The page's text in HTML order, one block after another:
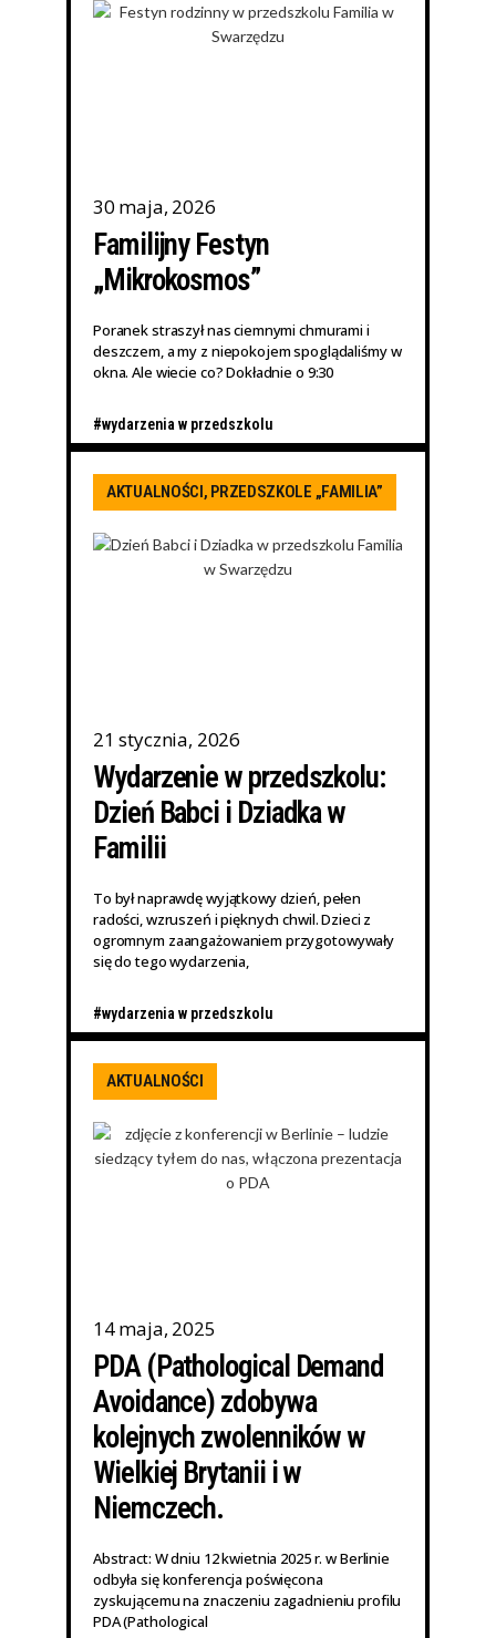
30 maja, 2026
Familijny Festyn
„Mikrokosmos”
Poranek straszył nas ciemnymi chmurami i
deszczem, a my z niepokojem spoglądaliśmy w
okna. Ale wiecie co? Dokładnie o 9:30
#wydarzenia w przedszkolu
AKTUALNOŚCI , PRZEDSZKOLE „FAMILIA”
21 stycznia, 2026
Wydarzenie w przedszkolu:
Dzień Babci i Dziadka w
Familii
To był naprawdę wyjątkowy dzień, pełen
radości, wzruszeń i pięknych chwil. Dzieci z
ogromnym zaangażowaniem przygotowywały
się do tego wydarzenia,
#wydarzenia w przedszkolu
AKTUALNOŚCI
14 maja, 2025
PDA (Pathological Demand
Avoidance) zdobywa
kolejnych zwolenników w
Wielkiej Brytanii i w
Niemczech.
Abstract: W dniu 12 kwietnia 2025 r. w Berlinie
odbyła się konferencja poświęcona
zyskującemu na znaczeniu zagadnieniu profilu
PDA (Pathological